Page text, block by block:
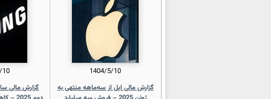
1404/5/10
گزارش مالی اپل از سه‌ماهه منتهی به
10
گزارش مالی